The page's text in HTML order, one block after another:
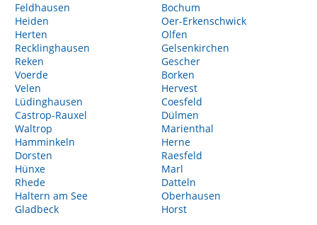
Feldhausen
Heiden
Herten
Recklinghausen
Reken
Voerde
Velen
Lüdinghausen
Castrop-Rauxel
Waltrop
Hamminkeln
Dorsten
Hünxe
Rhede
Haltern am See
Gladbeck
Bochum
Oer-Erkenschwick
Olfen
Gelsenkirchen
Gescher
Borken
Hervest
Coesfeld
Dülmen
Marienthal
Herne
Raesfeld
Marl
Datteln
Oberhausen
Horst